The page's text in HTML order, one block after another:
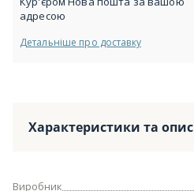
адресою
Детальніше про доставку
Характеристики та опис
Виробник